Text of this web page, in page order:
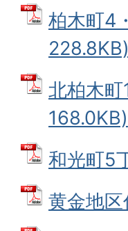
柏木町4
228.8KB)
北柏木
168.0KB)
和光町5
黄金地